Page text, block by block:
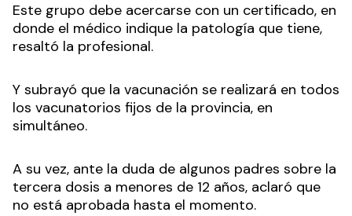
Este grupo debe acercarse con un certificado, en
donde el médico indique la patología que tiene,
resaltó la profesional.
Y subrayó que la vacunación se realizará en todos
los vacunatorios fijos de la provincia, en
simultáneo.
A su vez, ante la duda de algunos padres sobre la
tercera dosis a menores de 12 años, aclaró que
no está aprobada hasta el momento.